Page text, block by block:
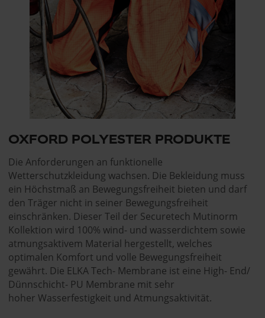
OXFORD POLYESTER PRODUKTE
Die Anforderungen an funktionelle
Wetterschutzkleidung wachsen. Die Bekleidung muss
ein Höchstmaß an Bewegungsfreiheit bieten und darf
den Träger nicht in seiner Bewegungsfreiheit
einschränken. Dieser Teil der Securetech Mutinorm
Kollektion wird 100% wind- und wasserdichtem sowie
atmungsaktivem Material hergestellt, welches
optimalen Komfort und volle Bewegungsfreiheit
gewährt. Die ELKA Tech- Membrane ist eine High- End/
Dünnschicht- PU Membrane mit sehr
hoher Wasserfestigkeit und Atmungsaktivität.